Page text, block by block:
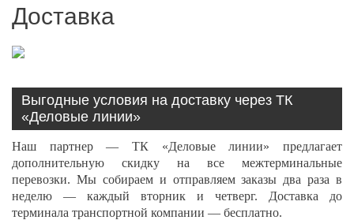
Доставка
Выгодные условия на доставку через ТК
«Деловые линии»
Наш партнер — ТК «Деловые линии» предлагает
дополнительную скидку на все межтерминальные
перевозки. Мы собираем и отправляем заказы два раза в
неделю — каждый вторник и четверг. Доставка до
терминала транспортной компании — бесплатно.